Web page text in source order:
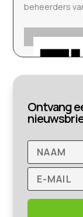
beheerders
Ontvang